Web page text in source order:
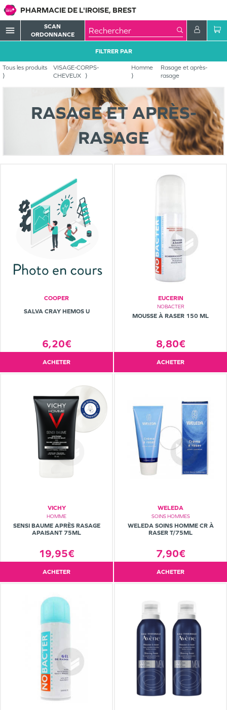
PHARMACIE DE L'IROISE, BREST
menu
SCAN
ORDONNANCE
Tous les produits
VISAGE-CORPS-
CHEVEUX
Homme
Rasage et après-
rasage
FILTRER PAR
RASAGE ET APRÈS-
RASAGE
COOPER
SALVA CRAY HEMOS U
6,20€
ACHETER
EUCERIN
NOBACTER
MOUSSE À RASER 150 ML
8,80€
ACHETER
VICHY
HOMME
SENSI BAUME APRÈS RASAGE
APAISANT 75ML
19,95€
ACHETER
WELEDA
SOINS HOMMES
WELEDA SOINS HOMME CR À
RASER T/75ML
7,90€
ACHETER